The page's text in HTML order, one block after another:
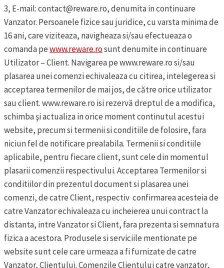
3, E-mail: contact@reware.ro, denumita in continuare
Vanzator. Persoanele fizice sau juridice, cu varsta minima de
16 ani, care viziteaza, navigheaza si/sau efectueaza o
comanda pewww.reware.rosunt denumite in continuare
Utilizator – Client. Navigarea pe www.reware.ro si/sau
plasarea unei comenzi echivaleaza cu citirea, intelegerea si
acceptarea termenilor de mai jos, de către orice utilizator
sau client.www.reware.ro isi rezervă dreptul de a modifica,
schimba şi actualiza in orice moment continutul acestui
website, precum si termenii si conditiile de folosire, fara
niciun fel de notificare prealabila. Termenii si conditiile
aplicabile, pentru fiecare client, sunt cele din momentul
plasarii comenzii respectivului.Acceptarea Termenilor si
conditiilor din prezentul document si plasarea unei
comenzi, de catre Client, respectiv confirmarea acesteia de
catre Vanzator echivaleaza cu incheierea unui contract la
distanta, intre Vanzator si Client, fara prezenta si semnatura
fizica a acestora. Produsele si serviciile mentionate pe
website sunt cele care urmeaza a fi furnizate de catre
Vanzator, Clientului. Comenzile Clientului catre vanzator,